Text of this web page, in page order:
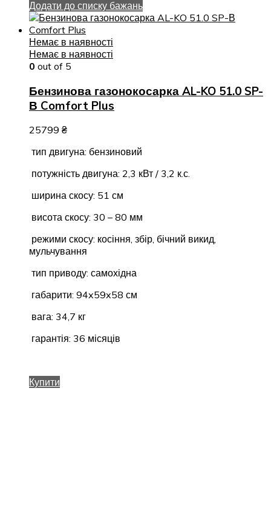
Додати до списку бажань
Немає в наявності
Немає в наявності
0 out of 5
Бензинова газонокосарка AL-KO 51.0 SP-
В Comfort Plus
25799 ₴
тип двигуна: бензиновий
потужність двигуна: 2,3 кВт / 3,2 к.с.
ширина скосу: 51 см
висота скосу: 30 – 80 мм
режими скосу: косіння, збір, бічний викид,
мульчування
тип приводу: самохідна
габарити: 94x59x58 см
вага: 34,7 кг
гарантія: 36 місяців
Купити